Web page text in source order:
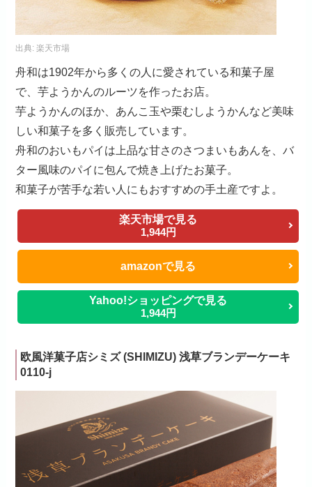
出典:楽天市場
舟和は1902年から多くの人に愛されている和菓子屋
で、芋ようかんのルーツを作ったお店。
芋ようかんのほか、あんこ玉や栗むしようかんなど美味
しい和菓子を多く販売しています。
舟和のおいもパイは上品な甘さのさつまいもあんを、バ
ター風味のパイに包んで焼き上げたお菓子。
和菓子が苦手な若い人にもおすすめの手土産ですよ。
楽天市場で見る
1,944円
amazonで見る
Yahoo!ショッピングで見る
1,944円
欧風洋菓子店シミズ (SHIMIZU) 浅草ブランデーケーキ
0110-j